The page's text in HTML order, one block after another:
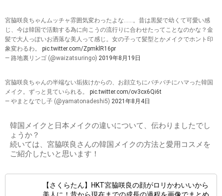
宮脇咲良ちゃんムッチャ雰囲気変わったよな……。昔は黒髪で幼くて可愛い感
じ、今は韓国で活動する為に向こうの流行りに合わせたってことなのかな？金
髪で大人っぽいお洒落な美人って感じ。女の子って髪型とかメイクでホント印
象変わるわ。 pic.twitter.com/ZpmklR16pr
— 路地裏リンゴ (@waizatsuringo) 2019年8月19日
宮脇咲良ちゃんの半端ない垢抜けからの、お顔立ちにバチバチにハマった韓国
メイク。ずっと見ていられる。 pic.twitter.com/ov3cx6Qi6t
— やまとなでし子 (@yamatonadeshi5) 2021年8月4日
韓国メイクと日本メイクの違いについて、伝わりましたでし
ょうか？
続いては、宮脇咲良さんの韓国メイクの方法と愛用コスメを
ご紹介したいと思います！
【さくらたん】HKT宮脇咲良の顔がロリかわいいから